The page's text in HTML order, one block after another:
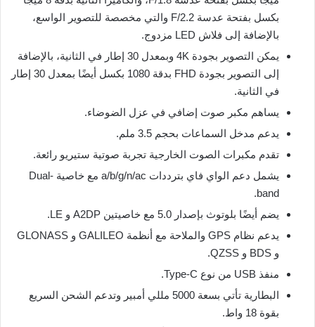
بكسل بفتحة عدسة F/2.2 والتي مخصصة للتصوير الواسع،
بالإضافة إلى فلاش LED مزدوج.
يمكن التصوير بجودة 4K وبمعدل 30 إطار في الثانية، بالإضافة
إلى التصوير بجودة FHD بدقة 1080 بكسل أيضًا بمعدل 30 إطار
في الثانية.
يساهم مكبر صوت إضافي في عزل الضوضاء.
يدعم مدخل السماعات بحجم 3.5 ملم.
تقدم مكبرات الصوت الخارجية تجربة صوتية ستيريو رائعة.
يشمل دعم الواي فاي بترددات a/b/g/n/ac مع خاصية Dual-
band.
يضم أيضًا بلوتوث بإصدار 5.0 مع خاصيتين A2DP و LE.
يدعم نظام GPS والملاحة مع أنظمة GALILEO و GLONASS
و BDS و QZSS.
منفذ USB من نوع Type-C.
البطارية تأتي بسعة 5000 مللي أمبير وتدعم الشحن السريع
بقوة 18 واط.